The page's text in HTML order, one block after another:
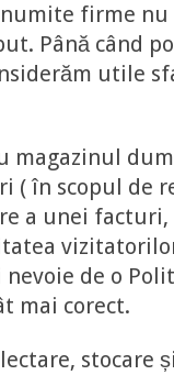
firme nu
Până când
utile
( în scopul de
a unei facturi,
de o
mai corect.
stocare și